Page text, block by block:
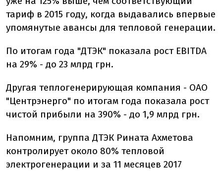
тариф в 2015 году, когда выдавались впервые
упомянутые авансы для тепловой генерации.
По итогам года "ДТЭК" показала рост EBITDA
на 29% - до 23 млрд грн.
Другая теплогенерирующая компания - ОАО
"Центрэнерго" по итогам года показала рост
чистой прибыли на 390% - до 1,9 млрд грн.
Напомним, группа ДТЭК Рината Ахметова
контролирует около 80% тепловой
электрогенерации и за 11 месяцев 2017